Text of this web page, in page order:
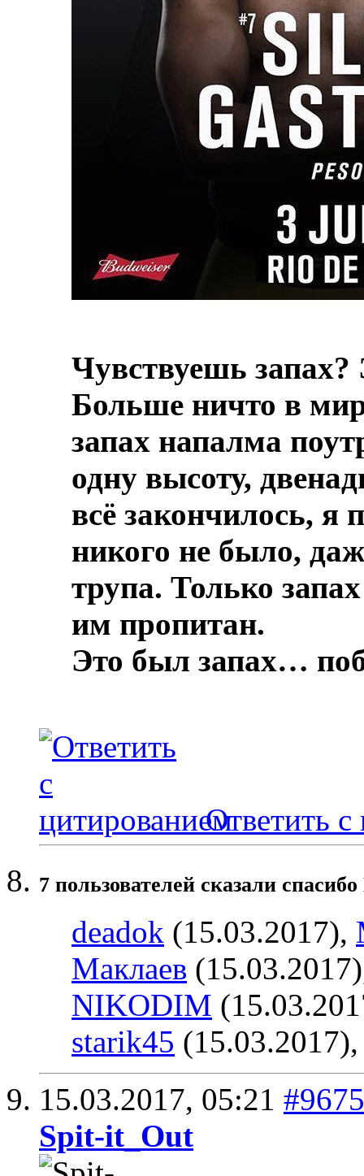
Чувствуешь
Больше ничто в
запах напалма
одну высоту,
всё закончилось, я
никого не было,
трупа. Только
им пропитан.
Это был запах…
Ответить с
7 пользователей сказали
deadok (15.03.2017),
Маклаев
NIKODIM
starik45
15.03.2017, 05:21 #9675
Spit-it_Out